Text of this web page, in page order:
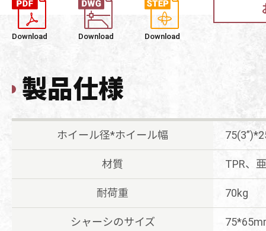
Download Download Download
製品仕様
ホイール径*ホイール幅
材質 TPR、
耐荷重 70kg
シャーシのサイズ